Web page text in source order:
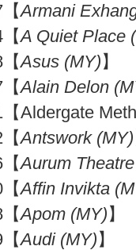
Armani
A Quiet Place
Asus (MY)】
Alain Delon
Aldergate
Antswork (MY)
Aurum
Affin Invikta
Apom (MY)】
Audi (MY)】